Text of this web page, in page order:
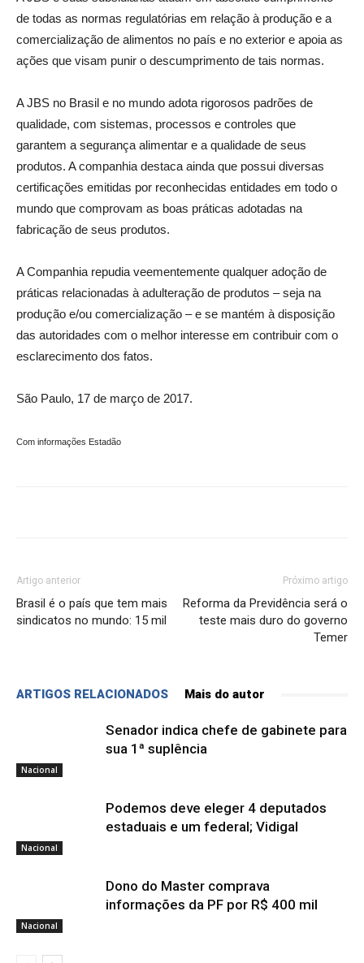
de todas as normas regulatórias em relação à produção e a
comercialização de alimentos no país e no exterior e apoia as
ações que visam punir o descumprimento de tais normas.
A JBS no Brasil e no mundo adota rigorosos padrões de
qualidade, com sistemas, processos e controles que
garantem a segurança alimentar e a qualidade de seus
produtos. A companhia destaca ainda que possui diversas
certificações emitidas por reconhecidas entidades em todo o
mundo que comprovam as boas práticas adotadas na
fabricação de seus produtos.
A Companhia repudia veementemente qualquer adoção de
práticas relacionadas à adulteração de produtos – seja na
produção e/ou comercialização – e se mantém à disposição
das autoridades com o melhor interesse em contribuir com o
esclarecimento dos fatos.
São Paulo, 17 de março de 2017.
Com informações Estadão
Artigo anterior
Brasil é o país que tem mais
sindicatos no mundo: 15 mil
Próximo artigo
Reforma da Previdência será o
teste mais duro do governo
Temer
ARTIGOS RELACIONADOS Mais do autor
Nacional
Senador indica chefe de gabinete para
sua 1ª suplência
Nacional
Podemos deve eleger 4 deputados
estaduais e um federal; Vidigal
Nacional
Dono do Master comprava
informações da PF por R$ 400 mil